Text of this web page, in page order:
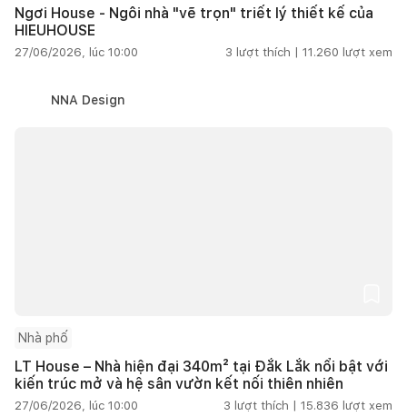
Ngơi House - Ngôi nhà "vẽ trọn" triết lý thiết kế của
HIEUHOUSE
27/06/2026, lúc 10:00 3 lượt thích | 11.260 lượt xem
NNA Design
Nhà phố
LT House – Nhà hiện đại 340m² tại Đắk Lắk nổi bật với
kiến trúc mở và hệ sân vườn kết nối thiên nhiên
27/06/2026, lúc 10:00 3 lượt thích | 15.836 lượt xem